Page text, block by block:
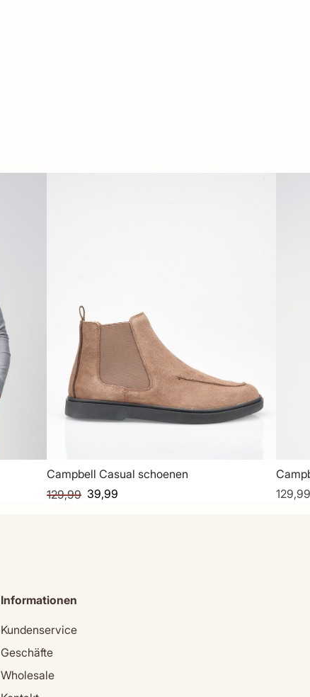
Campbell Casual schoenen
129,99 39,99
129,99
Informationen
Kundenservice
Geschäfte
Wholesale